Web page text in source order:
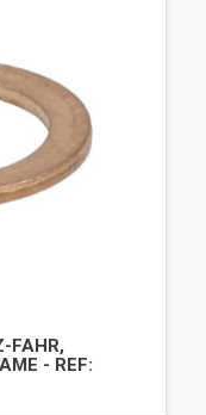
FAHR,
- REF: